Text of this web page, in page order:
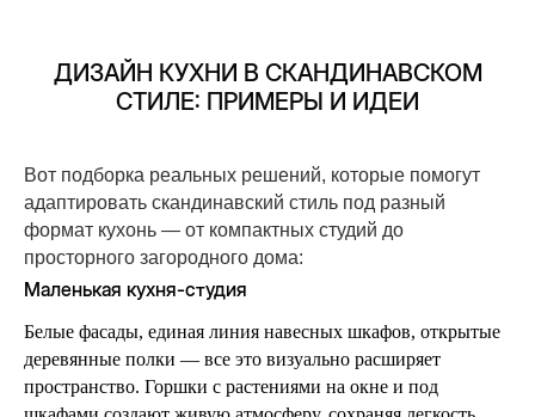
ДИЗАЙН КУХНИ В СКАНДИНАВСКОМ
СТИЛЕ: ПРИМЕРЫ И ИДЕИ
Вот подборка реальных решений, которые помогут
адаптировать скандинавский стиль под разный
формат кухонь — от компактных студий до
просторного загородного дома:
Маленькая кухня-студия
Белые фасады, единая линия навесных шкафов, открытые
деревянные полки — все это визуально расширяет
пространство. Горшки с растениями на окне и под